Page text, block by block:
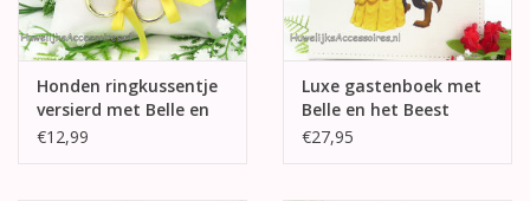
Honden ringkussentje
versierd met Belle en
het Beest
€12,99
Luxe gastenboek met
Belle en het Beest
€27,95